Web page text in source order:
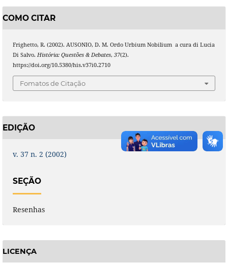
COMO CITAR
Frighetto, R. (2002). AUSONIO, D. M. Ordo Urbium Nobilium  a cura di Lucia
Di Salvo. História: Questões & Debates, 37(2).
https://doi.org/10.5380/his.v37i0.2710
Fomatos de Citação
EDIÇÃO
v. 37 n. 2 (2002)
SEÇÃO
Resenhas
LICENÇA